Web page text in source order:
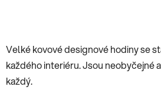
Velké kovové designové hodiny se
každého interiéru. Jsou neobyčejné
každý.